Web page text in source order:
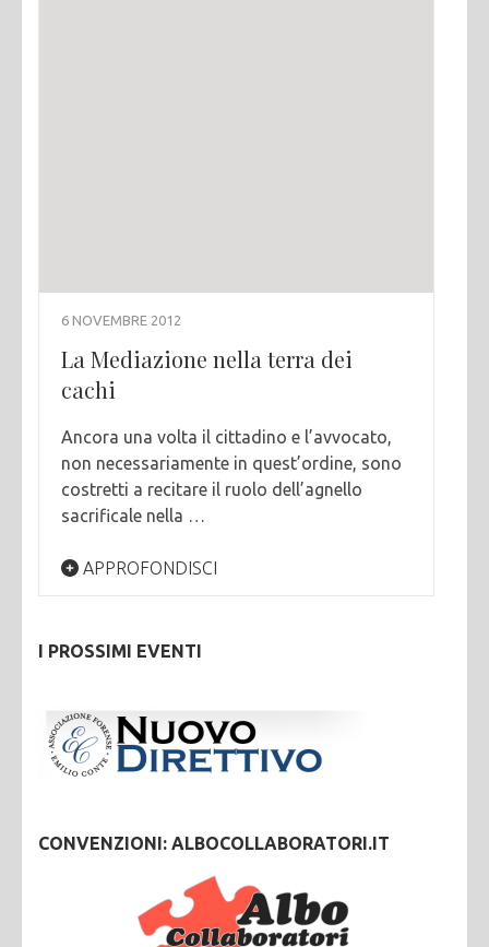
6 NOVEMBRE 2012
La Mediazione nella terra dei
cachi
Ancora una volta il cittadino e l’avvocato,
non necessariamente in quest’ordine, sono
costretti a recitare il ruolo dell’agnello
sacrificale nella …
APPROFONDISCI
I PROSSIMI EVENTI
CONVENZIONI: ALBOCOLLABORATORI.IT